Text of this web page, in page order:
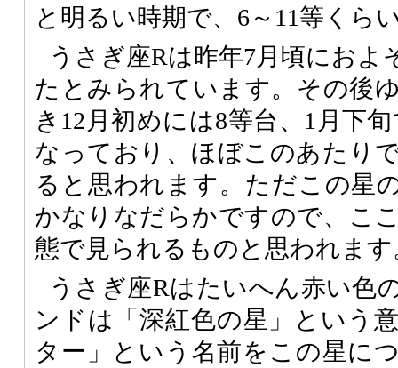
と明るい時期で、6～11等くら
うさぎ座Rは昨年7月頃におよ
たとみられています。その後
き12月初めには8等台、1月下
なっており、ほぼこのあたり
ると思われます。ただこの星
かなりなだらかですので、こ
態で見られるものと思われます
うさぎ座Rはたいへん赤い色
ンドは「深紅色の星」という
ター」という名前をこの星に